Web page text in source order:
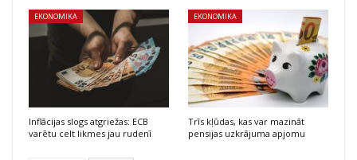
EKONOMIKA
Inflācijas slogs atgriežas: ECB
varētu celt likmes jau rudenī
EKONOMIKA
Trīs kļūdas, kas var mazināt
pensijas uzkrājuma apjomu